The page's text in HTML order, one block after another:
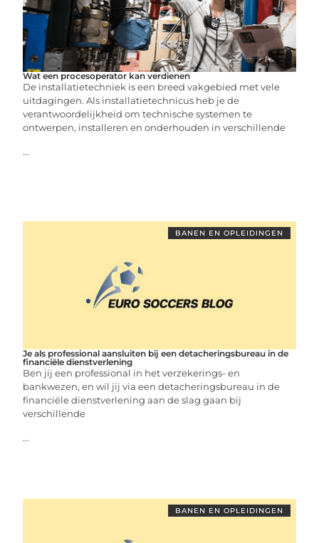
Wat een procesoperator kan verdienen
De installatietechniek is een breed vakgebied met vele
uitdagingen. Als installatietechnicus heb je de
verantwoordelijkheid om technische systemen te
ontwerpen, installeren en onderhouden in verschillende
...
BANEN EN OPLEIDINGEN
Je als professional aansluiten bij een detacheringsbureau in de
financiële dienstverlening
Ben jij een professional in het verzekerings- en
bankwezen, en wil jij via een detacheringsbureau in de
financiële dienstverlening aan de slag gaan bij
verschillende
...
BANEN EN OPLEIDINGEN